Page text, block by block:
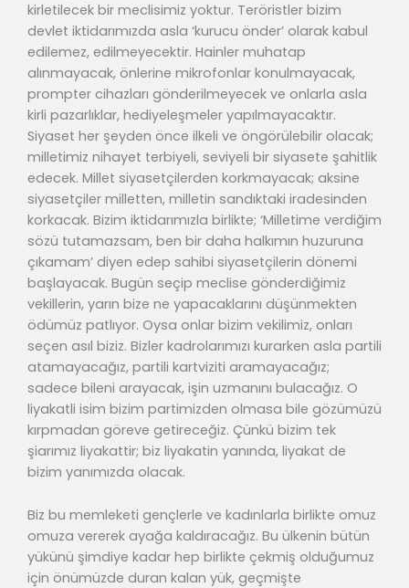
kirletilecek bir meclisimiz yoktur. Teröristler bizim
devlet iktidarımızda asla ‘kurucu önder’ olarak kabul
edilemez, edilmeyecektir. Hainler muhatap
alınmayacak, önlerine mikrofonlar konulmayacak,
prompter cihazları gönderilmeyecek ve onlarla asla
kirli pazarlıklar, hediyeleşmeler yapılmayacaktır.
Siyaset her şeyden önce ilkeli ve öngörülebilir olacak;
milletimiz nihayet terbiyeli, seviyeli bir siyasete şahitlik
edecek. Millet siyasetçilerden korkmayacak; aksine
siyasetçiler milletten, milletin sandıktaki iradesinden
korkacak. Bizim iktidarımızla birlikte; ‘Milletime verdiğim
sözü tutamazsam, ben bir daha halkımın huzuruna
çıkamam’ diyen edep sahibi siyasetçilerin dönemi
başlayacak. Bugün seçip meclise gönderdiğimiz
vekillerin, yarın bize ne yapacaklarını düşünmekten
ödümüz patlıyor. Oysa onlar bizim vekilimiz, onları
seçen asıl biziz. Bizler kadrolarımızı kurarken asla partili
atamayacağız, partili kartviziti aramayacağız;
sadece bileni arayacak, işin uzmanını bulacağız. O
liyakatli isim bizim partimizden olmasa bile gözümüzü
kırpmadan göreve getireceğiz. Çünkü bizim tek
şiarımız liyakattir; biz liyakatin yanında, liyakat de
bizim yanımızda olacak.
Biz bu memleketi gençlerle ve kadınlarla birlikte omuz
omuza vererek ayağa kaldıracağız. Bu ülkenin bütün
yükünü şimdiye kadar hep birlikte çekmiş olduğumuz
için önümüzde duran kalan yük, geçmişte